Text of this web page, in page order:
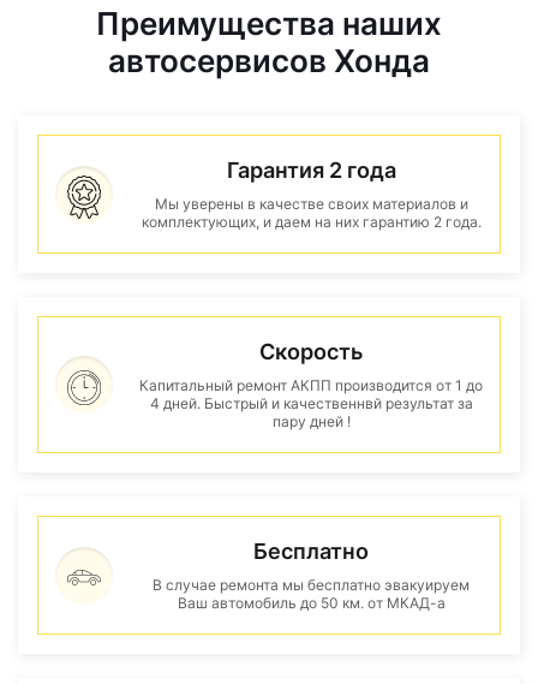
Преимущества наших
автосервисов Хонда
Гарантия 2 года
Мы уверены в качестве своих материалов и
комплектующих, и даем на них гарантию 2 года.
Скорость
Капитальный ремонт АКПП производится от 1 до
4 дней. Быстрый и качественнвй результат за
пару дней !
Бесплатно
В случае ремонта мы бесплатно эвакуируем
Ваш автомобиль до 50 км. от МКАД-а